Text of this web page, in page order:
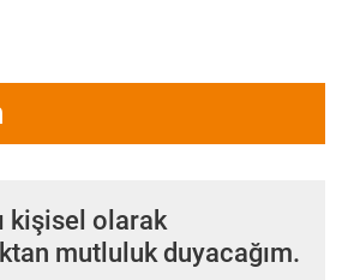
kişisel olarak
mutluluk duyacağım.